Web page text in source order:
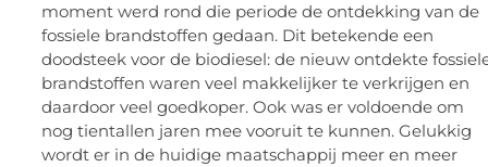
moment werd rond die periode de ontdekking van de
fossiele brandstoffen gedaan. Dit betekende een
doodsteek voor de biodiesel: de nieuw ontdekte
brandstoffen waren veel makkelijker te verkrijgen en
daardoor veel goedkoper. Ook was er voldoende om
nog tientallen jaren mee vooruit te kunnen. Gelukkig
wordt er in de huidige maatschappij meer en meer